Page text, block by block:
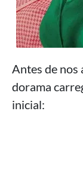
Antes de nos
dorama
inicial: